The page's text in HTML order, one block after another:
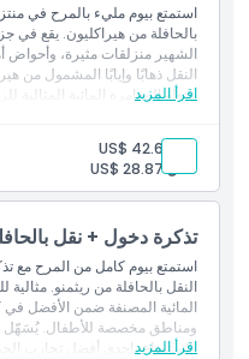
الموقع
كيفية الاسترداد
قواعد اللباس
الشروط والأحكام
استمتع بيوم مليء بالمرح في
بالحافلة من هيراكليون. يقع في
الشهير منزلقات مثيرة، وأحواض
النقل ذهابًا وإيابًا المشمول من
يجعله المغامرة المائية المثالية
اقرأ المزيد
بالغ:
US$ 42.69
طفل:US$ 28.87
تذكرة دخول + نقل
استمتع بيوم كامل من المرح مع
النقل بالحافلة من ريثمنو. مثالية
المائية المصنفة ضمن الأفضل
ومناطق مخصصة للأطفال. يُسَهّل
الاستمتاع بإحدى أفضل تجارب
اقرأ المزيد